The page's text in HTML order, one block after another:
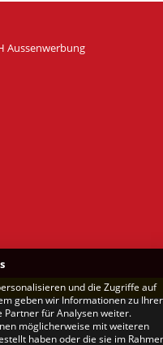
Aussenwerbung
und die Zugriffe auf
geben wir Informationen zu Ihrer
Partner für Analysen weiter.
möglicherweise mit weiteren
haben oder die sie im